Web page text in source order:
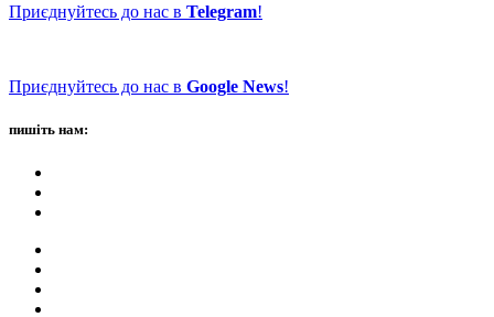
Приєднуйтесь до нас в Telegram!
Приєднуйтесь до нас в Google News!
пишіть нам: